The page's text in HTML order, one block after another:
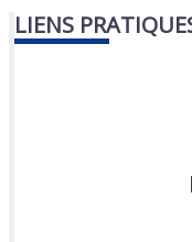
LIENS